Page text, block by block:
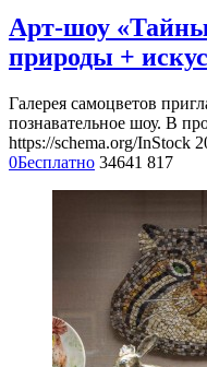
Арт-шоу «Тайны
природы +
Галерея самоцветов
познавательное шоу. В
https://schema.org/InStock
0Бесплатно 34641 817